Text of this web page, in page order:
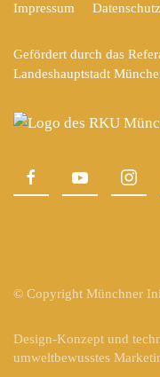
Impressum Datenschutz
Gefördert durch das
Landeshauptstadt
© Copyright Münchner
Design-Konzept und
umweltbewusstes